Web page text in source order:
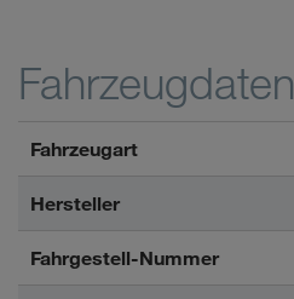
Fahrzeugdaten
Fahrzeugart
Hersteller
Fahrgestell-Nummer